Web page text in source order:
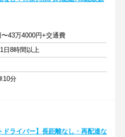
〜43万4000円+交通費
日8時間以上
10分
ドライバー】長距離なし・再配達な